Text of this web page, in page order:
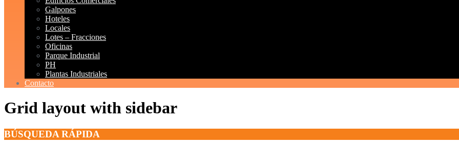
Galpones
Hoteles
Locales
Lotes – Fracciones
Oficinas
Parque Industrial
PH
Plantas Industriales
Contacto
Grid layout with sidebar
BÚSQUEDA RÁPIDA